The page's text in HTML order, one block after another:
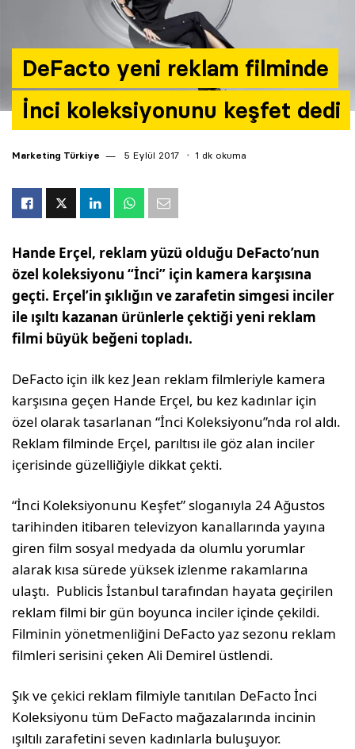
DeFacto yeni reklam filminde
İnci koleksiyonunu keşfet dedi
Marketing Türkiye 5 Eylül 2017 1 dk okuma
Hande Erçel, reklam yüzü olduğu DeFacto’nun
özel koleksiyonu “İnci” için kamera karşısına
geçti. Erçel’in şıklığın ve zarafetin simgesi inciler
ile ışıltı kazanan ürünlerle çektiği yeni reklam
filmi büyük beğeni topladı.
DeFacto için ilk kez Jean reklam filmleriyle kamera
karşısına geçen Hande Erçel, bu kez kadınlar için
özel olarak tasarlanan “İnci Koleksiyonu”nda rol aldı.
Reklam filminde Erçel, parıltısı ile göz alan inciler
içerisinde güzelliğiyle dikkat çekti.
“İnci Koleksiyonunu Keşfet” sloganıyla 24 Ağustos
tarihinden itibaren televizyon kanallarında yayına
giren film sosyal medyada da olumlu yorumlar
alarak kısa sürede yüksek izlenme rakamlarına
ulaştı. Publicis İstanbul tarafından hayata geçirilen
reklam filmi bir gün boyunca inciler içinde çekildi.
Filminin yönetmenliğini DeFacto yaz sezonu reklam
filmleri serisini çeken Ali Demirel üstlendi.
Şık ve çekici reklam filmiyle tanıtılan DeFacto İnci
Koleksiyonu tüm DeFacto mağazalarında incinin
ışıltılı zarafetini seven kadınlarla buluşuyor.